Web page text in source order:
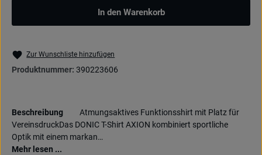
In den Warenkorb
Zur Wunschliste hinzufügen
Produktnummer: 390223606
Beschreibung
Atmungsaktives Funktionsshirt mit Platz für
VereinsdruckDas DONIC T-Shirt AXION kombiniert sportliche
Optik mit einem markan…
Mehr lesen ...